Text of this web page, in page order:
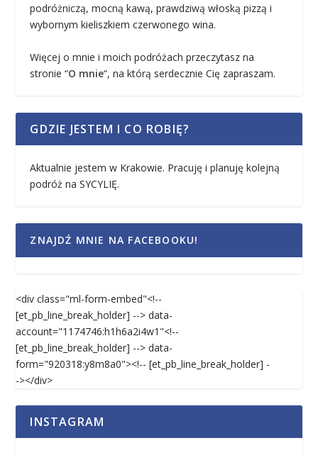
podróżniczą, mocną kawą, prawdziwą włoską pizzą i
wybornym kieliszkiem czerwonego wina.
Więcej o mnie i moich podróżach przeczytasz na
stronie “O mnie“, na którą serdecznie Cię zapraszam.
GDZIE JESTEM I CO ROBIĘ?
Aktualnie jestem w Krakowie. Pracuję i planuję kolejną
podróż na SYCYLIĘ.
ZNAJDŹ MNIE NA FACEBOOKU!
<div class="ml-form-embed"<!--
[et_pb_line_break_holder] --> data-
account="1174746:h1h6a2i4w1"<!--
[et_pb_line_break_holder] --> data-
form="920318:y8m8a0"><!-- [et_pb_line_break_holder] -
-></div>
INSTAGRAM